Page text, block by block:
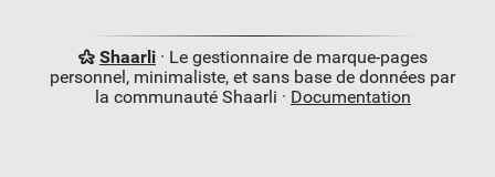
Shaarli· Le gestionnaire de marque-pages
personnel, minimaliste, et sans base de données par
la communauté Shaarli · Documentation